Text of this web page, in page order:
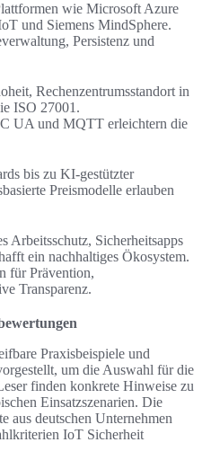
wie Microsoft Azure
und Siemens MindSphere.
Persistenz und
Rechenzentrumsstandort in
ISO 27001.
UA und MQTT erleichtern die
bis zu KI-gestützter
Preismodelle erlauben
Arbeitsschutz, Sicherheitsapps
ein nachhaltiges Ökosystem.
für Prävention,
Transparenz.
Praxisbeispiele und
um die Auswahl für die
finden konkrete Hinweise zu
Einsatzszenarien. Die
aus deutschen Unternehmen
IoT Sicherheit